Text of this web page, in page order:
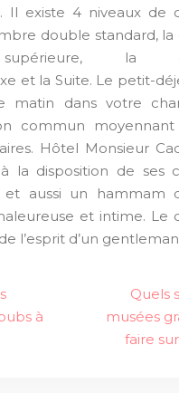
Il existe 4 niveaux de
double standard,
la
et la Suite. Le petit-
matin dans votre
commun moyennant
Hôtel Monsieur
la disposition de ses
et aussi un hammam
et intime. Le
l’esprit d’un
à
Quels
musées
faire